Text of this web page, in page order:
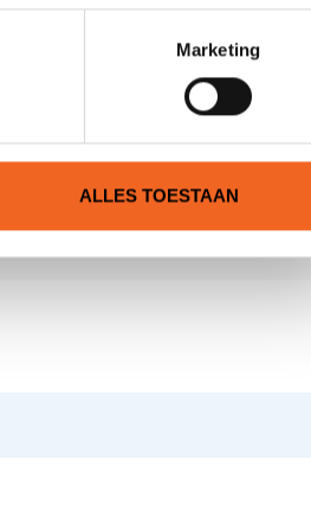
Marketing
ALLES TOESTAAN